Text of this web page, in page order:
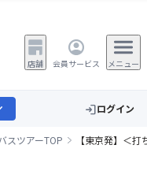
店舗 会員サービス メニュー
loginログイン
スツアーTOP 【東京発】＜